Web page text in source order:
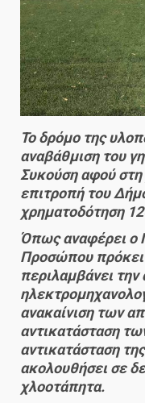
Το δρόμο της
αναβάθμιση του
Συκούση αφού στη
επιτροπή του
χρηματοδότηση
Όπως αναφέρει ο
Προσώπου
περιλαμβάνει
ανακαίνιση των
αντικατάσταση
αντικατάσταση
ακολουθήσει σε
χλοοτάπητα.